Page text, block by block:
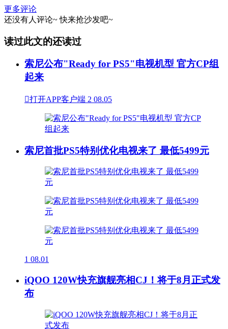
更多评论
还没有人评论~ 快来抢沙发吧~
读过此文的还读过
索尼公布"Ready for PS5"电视机型 官方CP组
起来
打开APP客户端 2 08.05
索尼首批PS5特别优化电视来了 最低5499元
1 08.01
iQOO 120W快充旗舰亮相CJ！将于8月正式发
布